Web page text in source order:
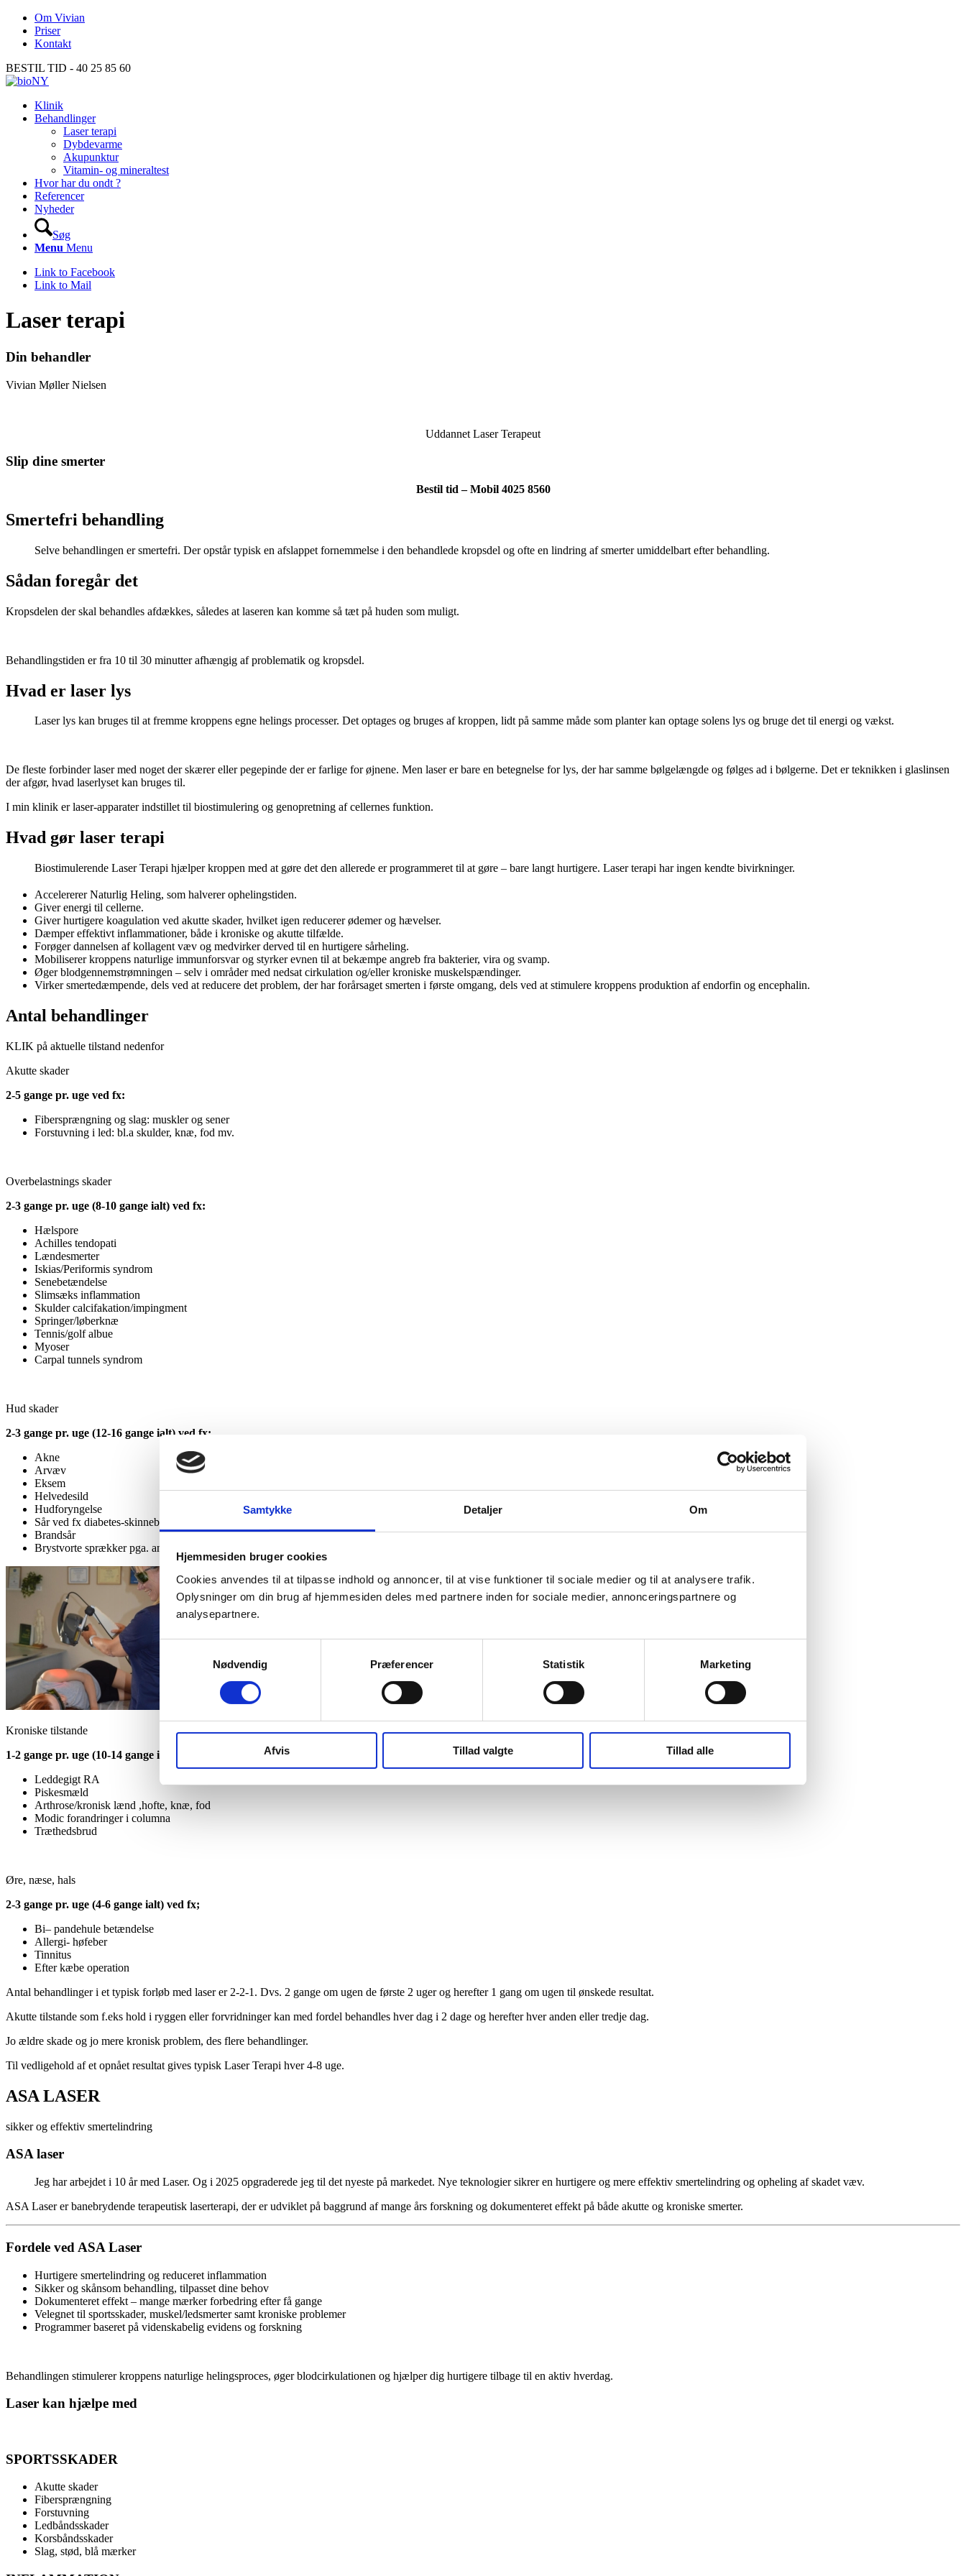
Samtykke Detaljer Om
Hjemmesiden bruger cookies
Cookies anvendes til at tilpasse indhold og annoncer, til at vise funktioner til sociale medier og til at analysere trafik.
Oplysninger om din brug af hjemmesiden deles med partnere inden for sociale medier, annonceringspartnere og
analysepartnere.
Nødvendig
Præferencer Statistik Marketing
Afvis Tillad valgte Tillad alle
Om Vivian
Priser
Kontakt
BESTIL TID - 40 25 85 60
Klinik
Behandlinger
Laser terapi
Dybdevarme
Akupunktur
Vitamin- og mineraltest
Hvor har du ondt ?
Referencer
Nyheder
Søg
Menu Menu
Link to Facebook
Link to Mail
Laser terapi
Din behandler
Vivian Møller Nielsen
Uddannet Laser Terapeut
Slip dine smerter
Bestil tid – Mobil 4025 8560
Smertefri behandling
Selve behandlingen er smertefri. Der opstår typisk en afslappet fornemmelse i den behandlede kropsdel og ofte en lindring af smerter umiddelbart efter behandling.
Sådan foregår det
Kropsdelen der skal behandles afdækkes, således at laseren kan komme så tæt på huden som muligt.
Behandlingstiden er fra 10 til 30 minutter afhængig af problematik og kropsdel.
Hvad er laser lys
Laser lys kan bruges til at fremme kroppens egne helings processer. Det optages og bruges af kroppen, lidt på samme måde som planter kan optage solens lys og bruge det til energi og vækst.
De fleste forbinder laser med noget der skærer eller pegepinde der er farlige for øjnene. Men laser er bare en betegnelse for lys, der har samme bølgelængde og følges ad i bølgerne. Det er teknikken i glaslinsen
der afgør, hvad laserlyset kan bruges til.
I min klinik er laser-apparater indstillet til biostimulering og genopretning af cellernes funktion.
Hvad gør laser terapi
Biostimulerende Laser Terapi hjælper kroppen med at gøre det den allerede er programmeret til at gøre – bare langt hurtigere. Laser terapi har ingen kendte bivirkninger.
Accelererer Naturlig Heling, som halverer ophelingstiden.
Giver energi til cellerne.
Giver hurtigere koagulation ved akutte skader, hvilket igen reducerer ødemer og hævelser.
Dæmper effektivt inflammationer, både i kroniske og akutte tilfælde.
Forøger dannelsen af kollagent væv og medvirker derved til en hurtigere sårheling.
Mobiliserer kroppens naturlige immunforsvar og styrker evnen til at bekæmpe angreb fra bakterier, vira og svamp.
Øger blodgennemstrømningen – selv i områder med nedsat cirkulation og/eller kroniske muskelspændinger.
Virker smertedæmpende, dels ved at reducere det problem, der har forårsaget smerten i første omgang, dels ved at stimulere kroppens produktion af endorfin og encephalin.
Antal behandlinger
KLIK på aktuelle tilstand nedenfor
Akutte skader
2-5 gange pr. uge ved fx:
Fibersprængning og slag: muskler og sener
Forstuvning i led: bl.a skulder, knæ, fod mv.
Overbelastnings skader
2-3 gange pr. uge (8-10 gange ialt) ved fx:
Hælspore
Achilles tendopati
Lændesmerter
Iskias/Periformis syndrom
Senebetændelse
Slimsæks inflammation
Skulder calcifakation/impingment
Springer/løberknæ
Tennis/golf albue
Myoser
Carpal tunnels syndrom
Hud skader
2-3 gange pr. uge (12-16 gange ialt) ved fx;
Akne
Arvæv
Eksem
Helvedesild
Hudforyngelse
Sår ved fx diabetes-skinnebenssår
Brandsår
Brystvorte sprækker pga. amning
Kroniske tilstande
1-2 gange pr. uge (10-14 gange ialt) ved kroniske tilstande, såsom:
Leddegigt RA
Piskesmæld
Arthrose/kronisk lænd ,hofte, knæ, fod
Modic forandringer i columna
Træthedsbrud
Øre, næse, hals
2-3 gange pr. uge (4-6 gange ialt) ved fx;
Bi– pandehule betændelse
Allergi- høfeber
Tinnitus
Efter kæbe operation
Antal behandlinger i et typisk forløb med laser er 2-2-1. Dvs. 2 gange om ugen de første 2 uger og herefter 1 gang om ugen til ønskede resultat.
Akutte tilstande som f.eks hold i ryggen eller forvridninger kan med fordel behandles hver dag i 2 dage og herefter hver anden eller tredje dag.
Jo ældre skade og jo mere kronisk problem, des flere behandlinger.
Til vedligehold af et opnået resultat gives typisk Laser Terapi hver 4-8 uge.
ASA LASER
sikker og effektiv smertelindring
ASA laser
Jeg har arbejdet i 10 år med Laser. Og i 2025 opgraderede jeg til det nyeste på markedet. Nye teknologier sikrer en hurtigere og mere effektiv smertelindring og opheling af skadet væv.
ASA Laser er banebrydende terapeutisk laserterapi, der er udviklet på baggrund af mange års forskning og dokumenteret effekt på både akutte og kroniske smerter.
Fordele ved ASA Laser
Hurtigere smertelindring og reduceret inflammation
Sikker og skånsom behandling, tilpasset dine behov
Dokumenteret effekt – mange mærker forbedring efter få gange
Velegnet til sportsskader, muskel/ledsmerter samt kroniske problemer
Programmer baseret på videnskabelig evidens og forskning
Behandlingen stimulerer kroppens naturlige helingsproces, øger blodcirkulationen og hjælper dig hurtigere tilbage til en aktiv hverdag.
Laser kan hjælpe med
SPORTSSKADER
Akutte skader
Fibersprængning
Forstuvning
Ledbåndsskader
Korsbåndsskader
Slag, stød, blå mærker